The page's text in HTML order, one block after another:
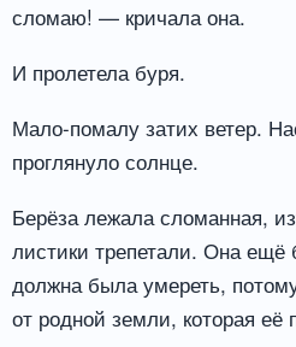
сломаю! — кричала она.
И пролетела буря.
Мало-помалу затих ветер.
проглянуло солнце.
Берёза лежала сломанная,
листики трепетали. Она
должна была умереть,
от родной земли, которая